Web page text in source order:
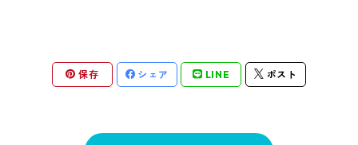
保存 シェア LINE ポスト